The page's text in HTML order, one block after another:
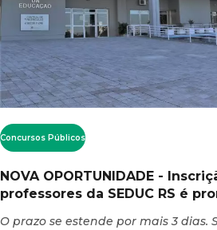
Concursos Públicos
NOVA OPORTUNIDADE -
professores da SEDUC RS é
O prazo se estende por mais 3 dias.